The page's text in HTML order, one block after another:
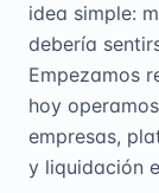
idea simple:
debería
Empezamos
hoy
empresas,
y liquidación